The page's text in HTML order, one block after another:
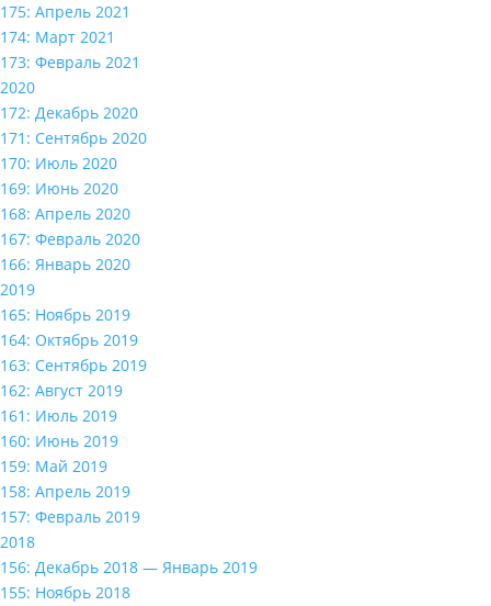
175: Апрель 2021
174: Март 2021
173: Февраль 2021
2020
172: Декабрь 2020
171: Сентябрь 2020
170: Июль 2020
169: Июнь 2020
168: Апрель 2020
167: Февраль 2020
166: Январь 2020
2019
165: Ноябрь 2019
164: Октябрь 2019
163: Сентябрь 2019
162: Август 2019
161: Июль 2019
160: Июнь 2019
159: Май 2019
158: Апрель 2019
157: Февраль 2019
2018
156: Декабрь 2018 — Январь 2019
155: Ноябрь 2018